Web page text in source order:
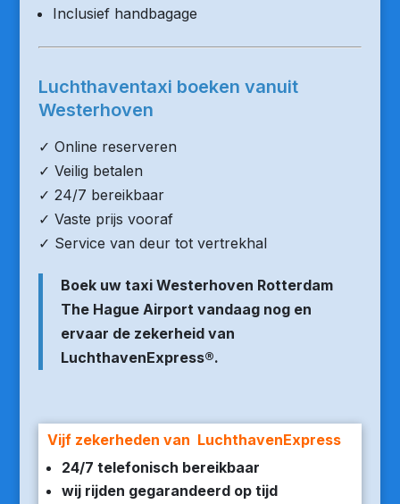
Inclusief handbagage
Luchthaventaxi boeken vanuit
Westerhoven
✓ Online reserveren
✓ Veilig betalen
✓ 24/7 bereikbaar
✓ Vaste prijs vooraf
✓ Service van deur tot vertrekhal
Boek uw taxi Westerhoven Rotterdam
The Hague Airport vandaag nog en
ervaar de zekerheid van
LuchthavenExpress®.
Vijf zekerheden van LuchthavenExpress
24/7 telefonisch bereikbaar
wij rijden gegarandeerd op tijd